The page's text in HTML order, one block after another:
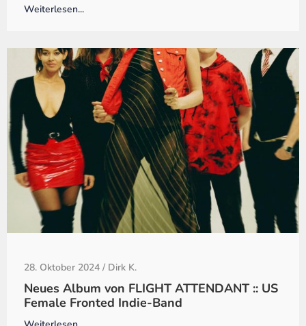
Weiterlesen...
28. Oktober 2024 / Dirk K.
Neues Album von FLIGHT ATTENDANT :: US
Female Fronted Indie-Band